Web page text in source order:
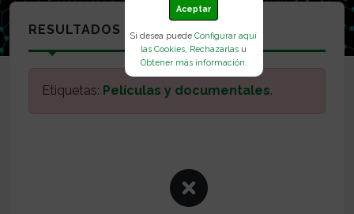
Aceptar
Si desea puedeConfigurar aquí
las Cookies Rechazarlas u
Obtener más información
RESULTADOS
Etiquetas: Películas y documentales.